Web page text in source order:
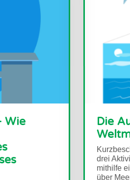
Das Eis
können wir die
Auswirkungen
schmelzenden
untersuchen?